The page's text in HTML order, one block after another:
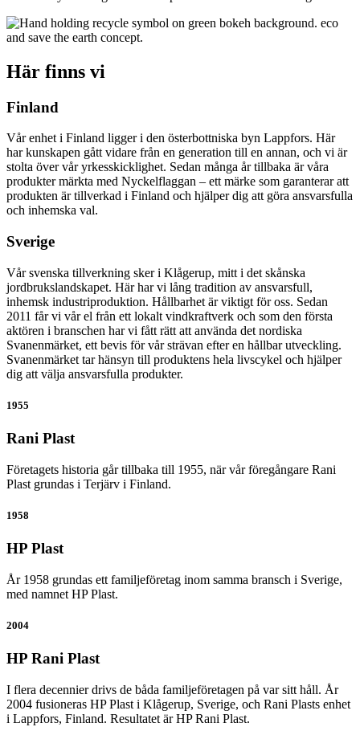
Här finns vi
Finland
Vår enhet i Finland ligger i den österbottniska byn Lappfors. Här
har kunskapen gått vidare från en generation till en annan, och vi är
stolta över vår yrkesskicklighet. Sedan många år tillbaka är våra
produkter märkta med Nyckelflaggan – ett märke som garanterar att
produkten är tillverkad i Finland och hjälper dig att göra ansvarsfulla
och inhemska val.
Sverige
Vår svenska tillverkning sker i Klågerup, mitt i det skånska
jordbrukslandskapet. Här har vi lång tradition av ansvarsfull,
inhemsk industriproduktion. Hållbarhet är viktigt för oss. Sedan
2011 får vi vår el från ett lokalt vindkraftverk och som den första
aktören i branschen har vi fått rätt att använda det nordiska
Svanenmärket, ett bevis för vår strävan efter en hållbar utveckling.
Svanenmärket tar hänsyn till produktens hela livscykel och hjälper
dig att välja ansvarsfulla produkter.
1955
Rani Plast
Företagets historia går tillbaka till 1955, när vår föregångare Rani
Plast grundas i Terjärv i Finland.
1958
HP Plast
År 1958 grundas ett familjeföretag inom samma bransch i Sverige,
med namnet HP Plast.
2004
HP Rani Plast
I flera decennier drivs de båda familjeföretagen på var sitt håll. År
2004 fusioneras HP Plast i Klågerup, Sverige, och Rani Plasts enhet
i Lappfors, Finland. Resultatet är HP Rani Plast.